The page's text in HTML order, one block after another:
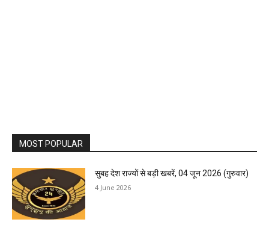
MOST POPULAR
सुबह देश राज्यों से बड़ी खबरें, 04 जून 2026 (गुरुवार)
4 June 2026